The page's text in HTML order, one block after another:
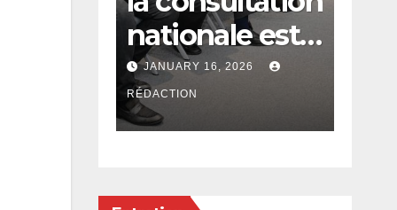
: la
faire
les
nationale est
lancée
JANUARY 16, 2026
RÉDACTION